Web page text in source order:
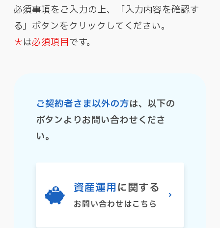
必須事項をご入力の上、「入力内容を確認す
る」ボタンをクリックしてください。
＊は必須項目です。
ご契約者さま以外の方は、以下の
ボタンよりお問い合わせくださ
い。
資産運用に関する
お問い合わせはこちら